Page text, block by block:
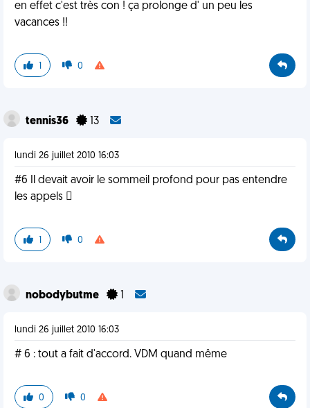
en effet c'est très con ! ça prolonge d' un peu les
vacances !!
1 0
tennis36 13
lundi 26 juillet 2010 16:03
#6 Il devait avoir le sommeil profond pour pas entendre
les appels 
1 0
nobodybutme
lundi 26 juillet 2010 16:03
# 6 : tout a fait d'accord. VDM quand même
0 0